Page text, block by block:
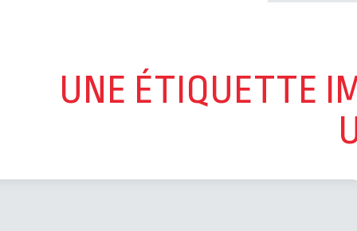
UNE ÉTIQUETTE